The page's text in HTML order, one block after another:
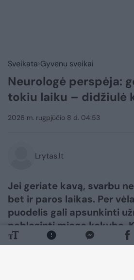
Sveikata Gyvenu sveikai
Neurologė perspėja:
tokiu laiku – didžiulė
2026 m. rugpjūčio 8 d. 04:53
Lrytas.lt
Jei geriate kavą, svarbu
bet ir paros laikas. Per
puodelis gali apsunkinti
pabloginti miego kokybę.
žmonėms kava, ypač